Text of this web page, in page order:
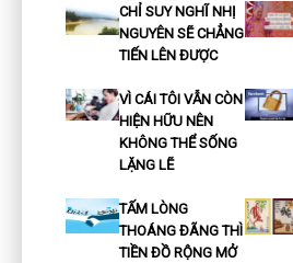
CHỈ SUY NGHĨ NHỊ
NGUYÊN SẼ CHẲNG
TIẾN LÊN ĐƯỢC
VÌ CÁI TÔI VẪN CÒN
HIỆN HỮU NÊN
KHÔNG THỂ SỐNG
LẶNG LẼ
TẤM LÒNG
THOÁNG ĐÃNG THÌ
TIỀN ĐỒ RỘNG MỞ